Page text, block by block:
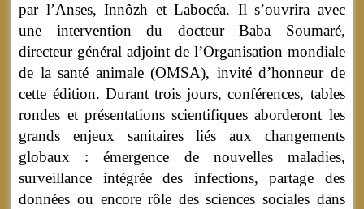
par l’Anses, Innôzh et Labocéa. Il s’ouvrira avec
une intervention du docteur Baba Soumaré,
directeur général adjoint de l’Organisation mondiale
de la santé animale (OMSA), invité d’honneur de
cette édition. Durant trois jours, conférences, tables
rondes et présentations scientifiques aborderont les
grands enjeux sanitaires liés aux changements
globaux : émergence de nouvelles maladies,
surveillance intégrée des infections, partage des
données ou encore rôle des sciences sociales dans